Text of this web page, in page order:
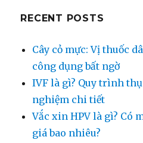
RECENT POSTS
Cây cỏ mực: Vị thuốc
công dụng bất ngờ
IVF là gì? Quy trình
nghiệm chi tiết
Vắc xin HPV là gì? Có
giá bao nhiêu?